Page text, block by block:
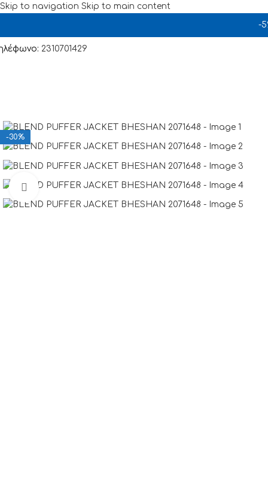
Skip to navigation Skip to main content
-
2310701429
-30%
Click to enlarge